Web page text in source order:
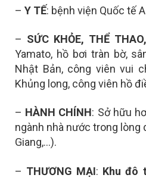
– Y TẾ: bệnh viện Quốc tế
– SỨC KHỎE, THỂ
Yamato, hồ bơi tràn bờ,
Nhật Bản, công viên vui
Khủng long, công viên hồ
– HÀNH CHÍNH: Sở hữu
ngành nhà nước trong lòng
Giang,…).
– THƯƠNG MẠI: Khu đô